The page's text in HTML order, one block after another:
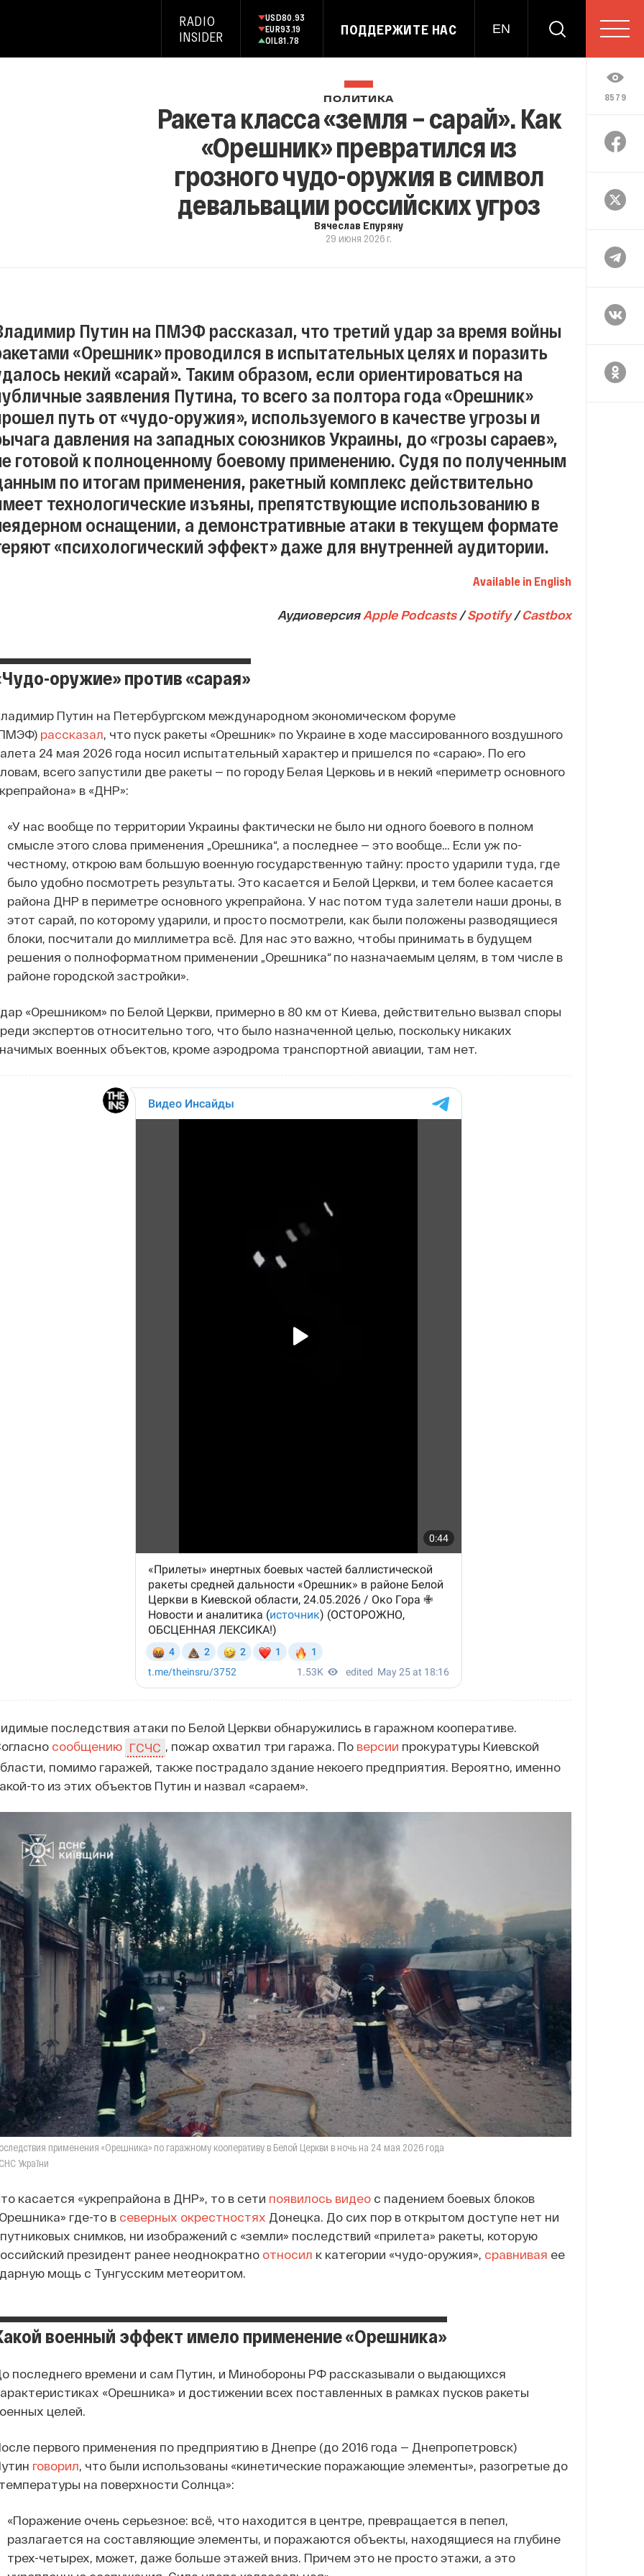
RADIO
INSIDER
USD80.93
EUR93.19
OIL81.78
ПОДДЕРЖИТЕ НАС EN
8579
ПОЛИТИКА
Ракета класса «земля – сарай». Как
«Орешник» превратился из
грозного чудо-оружия в символ
девальвации российских угроз
Вячеслав Епуряну
29 июня 2026 г.
Путин на ПМЭФ рассказал, что третий удар за время войны
«Орешник» проводился в испытательных целях и поразить
некий «сарай». Таким образом, если ориентироваться на
заявления Путина, то всего за полтора года «Орешник»
путь от «чудо-оружия», используемого в качестве угрозы и
давления на западных союзников Украины, до «грозы сараев»,
готовой к полноценному боевому применению. Судя по полученным
по итогам применения, ракетный комплекс действительно
технологические изъяны, препятствующие использованию в
оснащении, а демонстративные атаки в текущем формате
«психологический эффект» даже для внутренней аудитории.
Available in English
Аудиоверсия Apple Podcasts/Spotify/Сastbox
оружие» против «сарая»
Путин на Петербургском международном экономическом форуме
рассказал, что пуск ракеты «Орешник» по Украине в ходе массированного воздушного
24 мая 2026 года носил испытательный характер и пришелся по «сараю». По его
всего запустили две ракеты — по городу Белая Церковь и в некий «периметр основного
в «ДНР»:
«У нас вообще по территории Украины фактически не было ни одного боевого в полном
смысле этого слова применения „Орешника“, а последнее — это вообще… Если уж по-
честному, открою вам большую военную государственную тайну: просто ударили туда, где
было удобно посмотреть результаты. Это касается и Белой Церкви, и тем более касается
района ДНР в периметре основного укрепрайона. У нас потом туда залетели наши дроны, в
этот сарай, по которому ударили, и просто посмотрели, как были положены разводящиеся
блоки, посчитали до миллиметра всё. Для нас это важно, чтобы принимать в будущем
решения о полноформатном применении „Орешника“ по назначаемым целям, в том числе в
районе городской застройки».
«Орешником» по Белой Церкви, примерно в 80 км от Киева, действительно вызвал споры
экспертов относительно того, что было назначенной целью, поскольку никаких
военных объектов, кроме аэродрома транспортной авиации, там нет.
последствия атаки по Белой Церкви обнаружились в гаражном кооперативе.
сообщению ГСЧС , пожар охватил три гаража. По версии прокуратуры Киевской
помимо гаражей, также пострадало здание некоего предприятия. Вероятно, именно
то из этих объектов Путин и назвал «сараем».
применения «Орешника» по гаражному кооперативу в Белой Церкви в ночь на 24 мая 2026 года
України
касается «укрепрайона в ДНР», то в сети появилось видео с падением боевых блоков
где-то в северных окрестностях Донецка. До сих пор в открытом доступе нет ни
снимков, ни изображений с «земли» последствий «прилета» ракеты, которую
президент ранее неоднократно относил к категории «чудо-оружия», сравнивая ее
мощь с Тунгусским метеоритом.
военный эффект имело применение «Орешника»
последнего времени и сам Путин, и Минобороны РФ рассказывали о выдающихся
«Орешника» и достижении всех поставленных в рамках пусков ракеты
целей.
первого применения по предприятию в Днепре (до 2016 года — Днепропетровск)
говорил, что были использованы «кинетические поражающие элементы», разогретые до
на поверхности Солнца»:
«Поражение очень серьезное: всё, что находится в центре, превращается в пепел,
разлагается на составляющие элементы, и поражаются объекты, находящиеся на глубине
трех-четырех, может, даже больше этажей вниз. Причем это не просто этажи, а это